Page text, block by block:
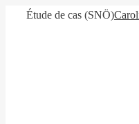
Étude de cas (SNÖ)